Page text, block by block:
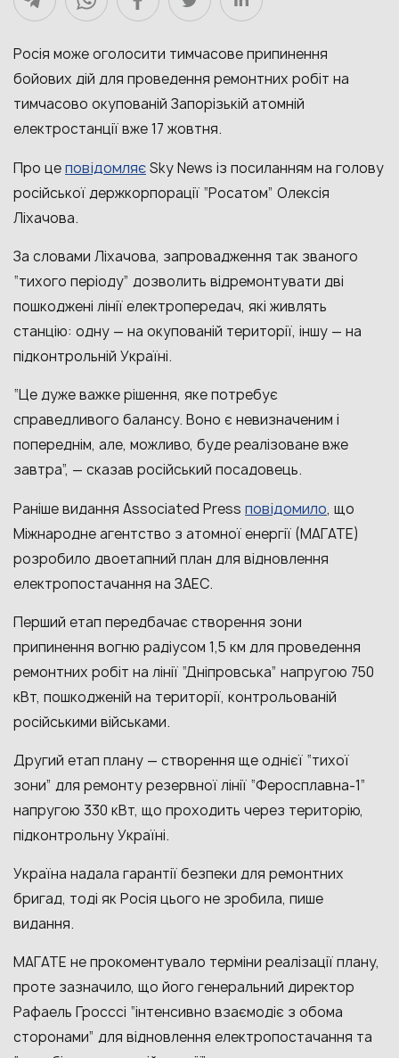
Росія може оголосити тимчасове припинення
бойових дій для проведення ремонтних робіт на
тимчасово окупованій Запорізькій атомній
електростанції вже 17 жовтня.
Про цеповідомляєSky News із посиланням на голову
російської держкорпорації “Росатом” Олексія
Ліхачова.
За словами Ліхачова, запровадження так званого
“тихого періоду” дозволить відремонтувати дві
пошкоджені лінії електропередач, які живлять
станцію: одну — на окупованій території, іншу — на
підконтрольній Україні.
“Це дуже важке рішення, яке потребує
справедливого балансу. Воно є невизначеним і
попереднім, але, можливо, буде реалізоване вже
завтра”, — сказав російський посадовець.
Раніше видання Associated Press повідомило, що
Міжнародне агентство з атомної енергії (МАГАТЕ)
розробило двоетапний план для відновлення
електропостачання на ЗАЕС.
Перший етап передбачає створення зони
припинення вогню радіусом 1,5 км для проведення
ремонтних робіт на лінії “Дніпровська” напругою 750
кВт, пошкодженій на території, контрольованій
російськими військами.
Другий етап плану — створення ще однієї “тихої
зони” для ремонту резервної лінії “Феросплавна-1”
напругою 330 кВт, що проходить через територію,
підконтрольну Україні.
Україна надала гарантії безпеки для ремонтних
бригад, тоді як Росія цього не зробила, пише
видання.
МАГАТЕ не прокоментувало терміни реалізації плану,
проте зазначило, що його генеральний директор
Рафаель Гросссі “інтенсивно взаємодіє з обома
сторонами” для відновлення електропостачання та